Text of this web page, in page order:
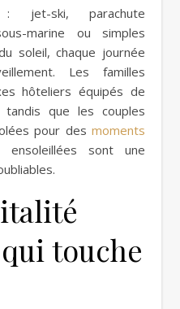
: jet-ski, parachute
marine ou simples
soleil, chaque journée
Les familles
hôteliers équipés de
tandis que les couples
pour des moments
sont une
touche